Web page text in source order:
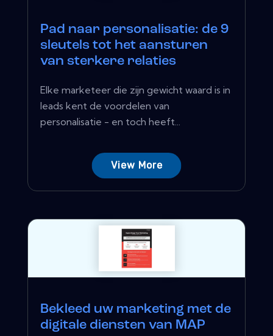
Pad naar personalisatie: de 9
sleutels tot het aansturen
van sterkere relaties
Elke marketeer die zijn gewicht waard is in
leads kent de voordelen van
personalisatie - en toch heeft...
View More
Bekleed uw marketing met de
digitale diensten van MAP